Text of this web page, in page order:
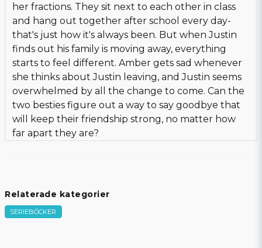
her fractions. They sit next to each other in class
and hang out together after school every day-
that's just how it's always been. But when Justin
finds out his family is moving away, everything
starts to feel different. Amber gets sad whenever
she thinks about Justin leaving, and Justin seems
overwhelmed by all the change to come. Can the
two besties figure out a way to say goodbye that
will keep their friendship strong, no matter how
far apart they are?
Relaterade kategorier
SERIEBÖCKER